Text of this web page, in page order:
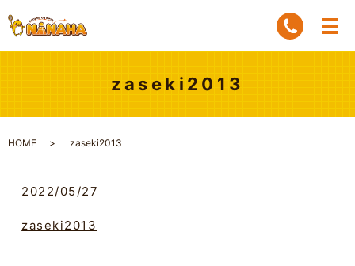
zaseki2013
HOME zaseki2013
2022/05/27
zaseki2013